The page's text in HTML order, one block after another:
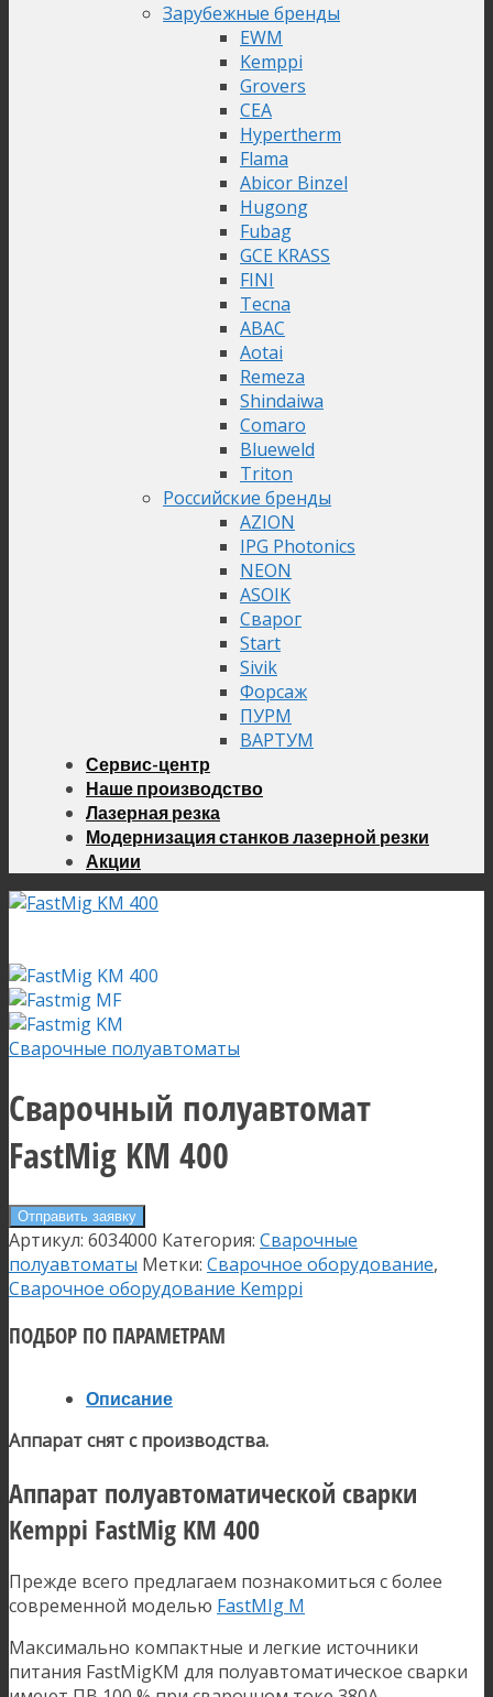
Зарубежные бренды
EWM
Kemppi
Grovers
CEA
Hypertherm
Flama
Abicor Binzel
Hugong
Fubag
GCE KRASS
FINI
Tecna
ABAC
Aotai
Remeza
Shindaiwa
Comaro
Blueweld
Triton
Российские бренды
AZION
IPG Photonics
NEON
ASOIK
Сварог
Start
Sivik
Форсаж
ПУРМ
ВАРТУМ
Сервис-центр
Наше производство
Лазерная резка
Модернизация станков лазерной резки
Акции
Сварочные полуавтоматы
Сварочный полуавтомат
FastMig KM 400
Отправить заявку
Артикул: 6034000 Категория: Сварочные
полуавтоматы Метки: Сварочное оборудование,
Сварочное оборудование Kemppi
ПОДБОР ПО ПАРАМЕТРАМ
Описание
Аппарат снят с производства.
Аппарат полуавтоматической сварки
Kemppi FastMig KM 400
Прежде всего предлагаем познакомиться с более
современной моделью FastMIg M
Максимально компактные и легкие источники
питания FastMigKM для полуавтоматическое сварки